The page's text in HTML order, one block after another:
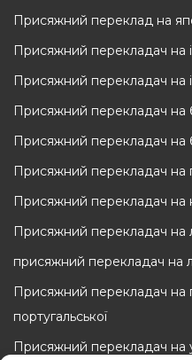
Присяжний переклад на
Присяжний перекладач на
Присяжний перекладач на
Присяжний перекладач на
Присяжний перекладач на
Присяжний перекладач на
Присяжний перекладач на
Присяжний перекладач на
присяжний перекладач на
Присяжний перекладач на
португальської
Присяжний перекладач на